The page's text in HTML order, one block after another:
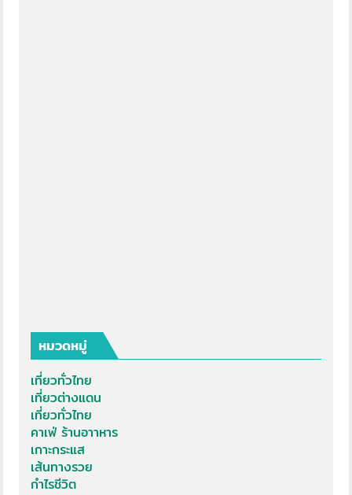
หมวดหมู่
เที่ยวทั่วไทย
เที่ยวต่างแดน
เที่ยวทั่วไทย
คาเฟ่ ร้านอาาหาร
เกาะกระแส
เส้นทางรวย
กำไรชีวิต